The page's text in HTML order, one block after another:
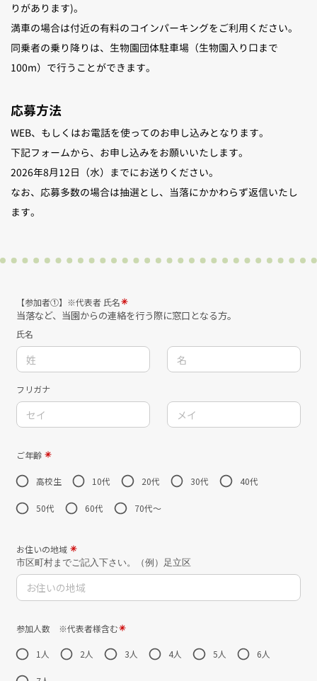
りがあります)。
満車の場合は付近の有料のコインパーキングをご利用ください。
同乗者の乗り降りは、生物園団体駐車場（生物園入り口まで
100m）で行うことができます。
応募方法
WEB、もしくはお電話を使ってのお申し込みとなります。
下記フォームから、お申し込みをお願いいたします。
2026年8月12日（水）までにお送りください。
なお、応募多数の場合は抽選とし、当落にかかわらず返信いたし
ます。